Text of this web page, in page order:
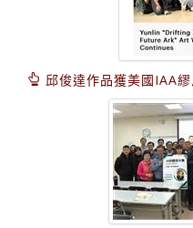
邱俊達作品獲美國IAA